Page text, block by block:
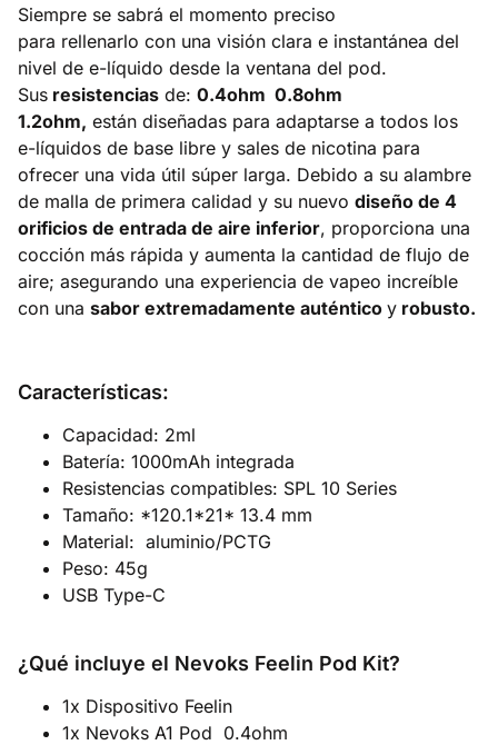
Siempre se sabrá el momento preciso
para rellenarlo con una visión clara e instantánea del
nivel de e-líquido desde la ventana del pod.
Sus resistencias de: 0.4ohm 0.8ohm
1.2ohm, están diseñadas para adaptarse a todos los
e-líquidos de base libre y sales de nicotina para
ofrecer una vida útil súper larga. Debido a su alambre
de malla de primera calidad y su nuevo diseño de 4
orificios de entrada de aire inferior, proporciona una
cocción más rápida y aumenta la cantidad de flujo de
aire; asegurando una experiencia de vapeo increíble
con una sabor extremadamente auténtico y robusto.
Características:
Capacidad: 2ml
Batería: 1000mAh integrada
Resistencias compatibles: SPL 10 Series
Tamaño: *120.1*21* 13.4 mm
Material: aluminio/PCTG
Peso: 45g
USB Type-C
¿Qué incluye el Nevoks Feelin Pod Kit?
1x Dispositivo Feelin
1x Nevoks A1 Pod 0.4ohm